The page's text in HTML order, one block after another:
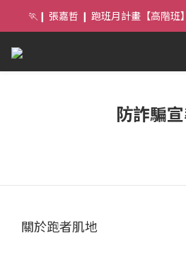
🏃 ❙ 大臺北 ❙ 跑班月計畫【中階
🏃❙ 張嘉哲 ❙ 跑班月計畫【高階班
🏃 ❙ 大臺北 ❙ 跑班月計畫【中
防詐騙
關於跑者肌地